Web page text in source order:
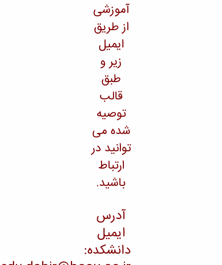
آموزشی
از طریق
ایمیل
توصیه
شده می
توانید در
ارتباط
باشید.
آدرس
ایمیل
دانشکده: